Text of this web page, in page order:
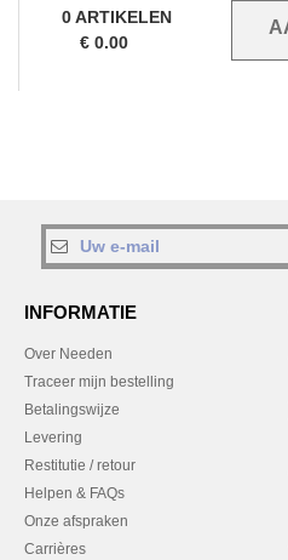
0ARTIKELEN
€ 0.00
INFORMATIE
Over Needen
Traceer mijn bestelling
Betalingswijze
Levering
Restitutie / retour
Helpen & FAQs
Onze afspraken
Carrières